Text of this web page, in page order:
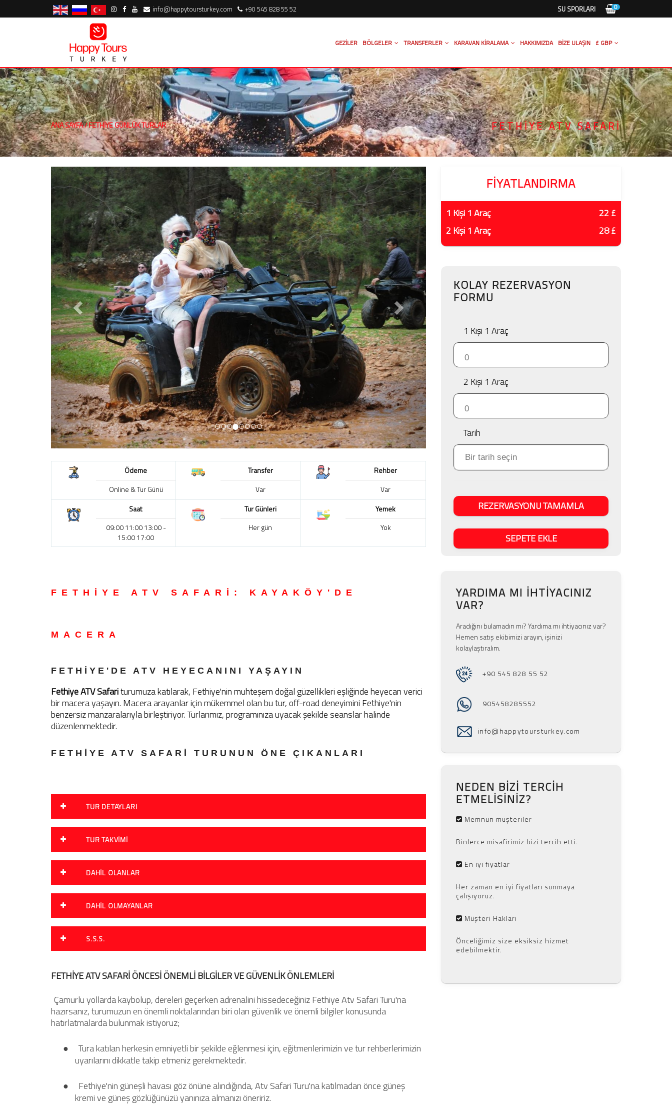
info@happytoursturkey.com +90 545 828 55 52 0
SU SPORLARI
GEZILER BÖLGELER TRANSFERLER KARAVAN KIRALAMA HAKKIMIZDA BIZE ULAŞIN £ GBP
ANA SAYFA/FETHIYE GÜNLÜK TURLAR FETHIYE ATV SAFARI
FIYATLANDIRMA
1 Kişi 1 Araç
22 £
2 Kişi 1 Araç
28 £
KOLAY REZERVASYON
FORMU
1 Kişi 1 Araç
2 Kişi 1 Araç
Tarih
REZERVASYONU TAMAMLA
SEPETE EKLE
YARDIMA MI IHTIYACINIZ
VAR?
Aradığını bulamadın mı? Yardıma mı ihtiyacınız var?
Hemen satış ekibimizi arayın, işinizi
kolaylaştıralım.
+90 545 828 55 52
905458285552
info@happytoursturkey.com
NEDEN BIZI TERCIH
ETMELISINIZ?
Memnun müşteriler
Binlerce misafirimiz bizi tercih etti.
En iyi fiyatlar
Her zaman en iyi fiyatları sunmaya
çalışıyoruz.
Müşteri Hakları
Önceliğimiz size eksiksiz hizmet
edebilmektir.
Ödeme Transfer
Rehber
Online & Tur Günü
Var
Var
Saat
Tur Günleri
Yemek
09:00 11:00 13:00 -
15:00 17:00
Her gün Yok
FETHİYE ATV SAFARİ: KAYAKÖY'DE
MACERA
FETHİYE'DE ATV HEYECANINI YAŞAYIN
Fethiye ATV Safariturumuza katılarak, Fethiye'nin muhteşem doğal güzellikleri eşliğinde heyecan verici
bir macera yaşayın. Macera arayanlar için mükemmel olan bu tur, off-road deneyimini Fethiye'nin
benzersiz manzaralarıyla birleştiriyor. Turlarımız, programınıza uyacak şekilde seanslar halinde
düzenlenmektedir.
FETHİYE ATV SAFARİ TURUNUN ÖNE ÇIKANLARI
TUR DETAYLARI
TUR TAKVIMI
DAHIL OLANLAR
DAHIL OLMAYANLAR
S.S.S.
FETHİYE ATV SAFARİ ÖNCESİ ÖNEMLİ BİLGİLER VE GÜVENLİK ÖNLEMLERİ
Çamurlu yollarda kaybolup, dereleri geçerken adrenalini hissedeceğiniz Fethiye Atv Safari Turu'na
hazırsanız, turumuzun en önemli noktalarından biri olan güvenlik ve önemli bilgiler konusunda
hatırlatmalarda bulunmak istiyoruz;
●
Tura katılan herkesin emniyetli bir şekilde eğlenmesi için, eğitmenlerimizin ve tur rehberlerimizin
uyarılarını dikkatle takip etmeniz gerekmektedir.
●
Fethiye'nin güneşli havası göz önüne alındığında, Atv Safari Turu'na katılmadan önce güneş
kremi ve güneş gözlüğünüzü yanınıza almanızı öneririz.